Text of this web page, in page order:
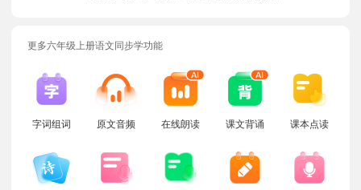
更多六年级上册语文同步学功能
字词组词 原文音频 在线朗读 课文背诵 课本点读